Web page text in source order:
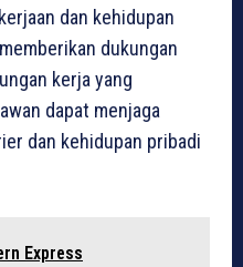
dan kehidupan
dukungan
kerja yang
dapat menjaga
dan kehidupan pribadi
Express